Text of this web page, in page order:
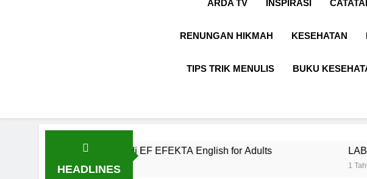
ARDA TV INSPIRASI
RENUNGAN HIKMAH KESEHATAN
TIPS TRIK MENULIS BUKU
HEADLINES
Kekinian di EF EFEKTA English for Adults LABKESMAS